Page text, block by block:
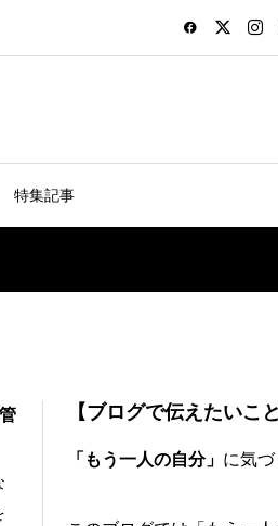
特集記事
【ブログで伝えたいこと
「もう一人の自分」 に気づ